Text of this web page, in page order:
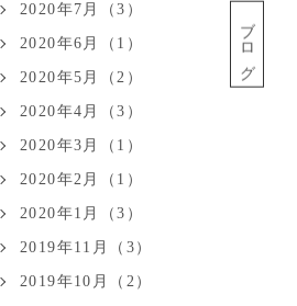
ブログ
2020年7月（3）
2020年6月（1）
2020年5月（2）
2020年4月（3）
2020年3月（1）
2020年2月（1）
2020年1月（3）
2019年11月（3）
2019年10月（2）